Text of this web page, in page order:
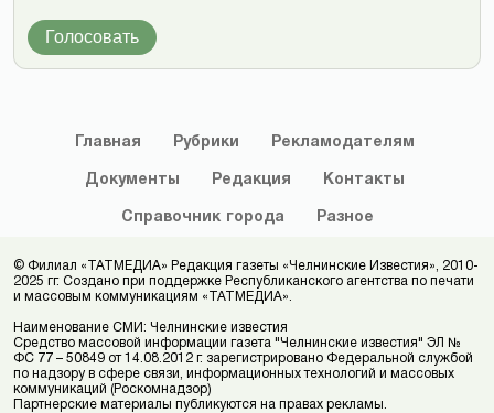
Голосовать
Главная Рубрики Рекламодателям
Документы Редакция Контакты
Справочник города Разное
© Филиал «ТАТМЕДИА» Редакция газеты «Челнинские Известия», 2010-
2025 гг. Создано при поддержке Республиканского агентства по печати
и массовым коммуникациям «ТАТМЕДИА».
Наименование СМИ: Челнинские известия
Средство массовой информации газета "Челнинские известия" ЭЛ №
ФС 77 – 50849 от 14.08.2012 г. зарегистрировано Федеральной службой
по надзору в сфере связи, информационных технологий и массовых
коммуникаций (Роскомнадзор)
Партнерские материалы публикуются на правах рекламы.